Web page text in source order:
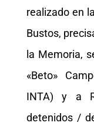
realizado en
Bustos,
la Memoria,
«Beto»
INTA) y a
detenidos /